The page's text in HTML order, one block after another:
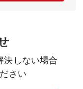
決しない場合
さい